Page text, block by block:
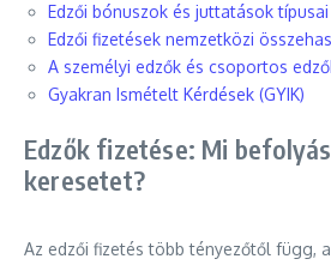
Edzői bónuszok és juttatások típusai
Edzői fizetések nemzetközi
A személyi edzők és csoportos
Gyakran Ismételt Kérdések (GYIK)
Edzők fizetése: Mi
keresetet?
Az edzői fizetés több tényezőtől függ,